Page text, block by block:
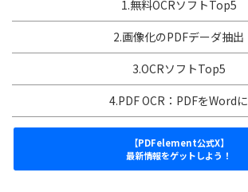
1.無料OCRソフトTop5
2.画像化のPDFデーダ抽出
3.OCRソフトTop5
4.PDF OCR：PDFをWordに
【PDFelement公式X】
最新情報をゲットしよう！